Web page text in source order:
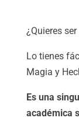
¿Quieres
Lo tienes
Magia y
Es una
académica